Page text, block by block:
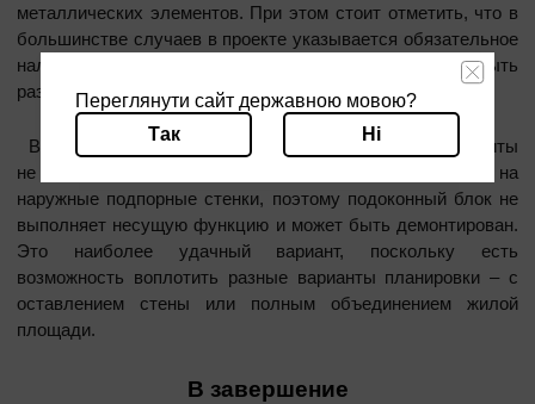
металлических элементов. При этом стоит отметить, что в
большинстве случаев в проекте указывается обязательное
наличие металлопластиковых дверей, которые могут быть
разного типа: раздвижные, распашные.
В более поздних кирпичных постройках балконные плиты
не фиксируются подоконником. Конструкции опираются на
наружные подпорные стенки, поэтому подоконный блок не
выполняет несущую функцию и может быть демонтирован.
Это наиболее удачный вариант, поскольку есть
возможность воплотить разные варианты планировки – с
оставлением стены или полным объединением жилой
площади.
В завершение
Переглянути сайт державною мовою?
Так
Ні